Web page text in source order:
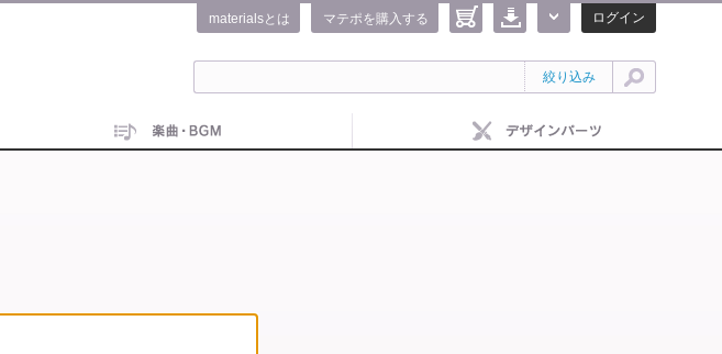
ログイン
マテポを購入する
materialsとは
絞り込み